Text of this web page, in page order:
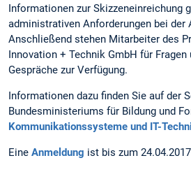
Informationen zur Skizzeneinreichung
administrativen Anforderungen bei der
Anschließend stehen Mitarbeiter des
Innovation + Technik GmbH für
Gespräche zur Verfügung.
Informationen dazu finden Sie auf der
Bundesministeriums für Bildung und
Kommunikationssysteme und IT-
Eine Anmeldung ist bis zum